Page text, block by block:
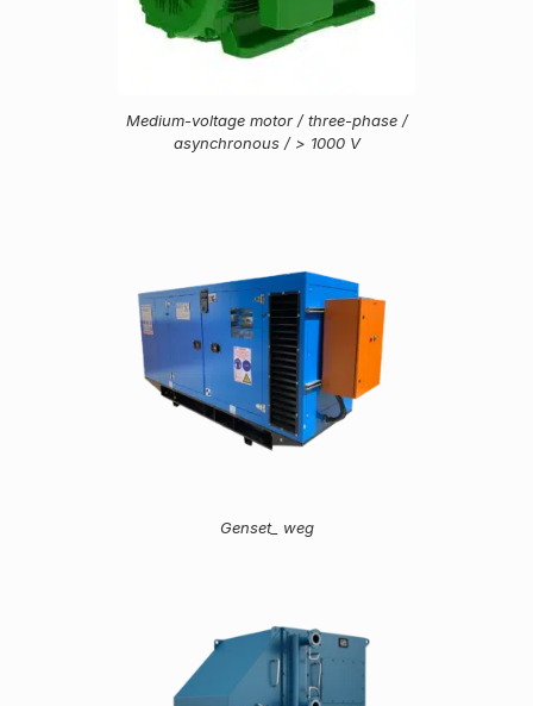
Medium-voltage motor / three-phase /
asynchronous / > 1000 V
Genset_ weg